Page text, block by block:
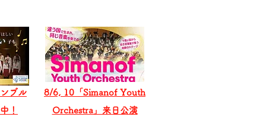
ブル
！
8/6, 10「Simanof Youth
Orchestra」来日公演